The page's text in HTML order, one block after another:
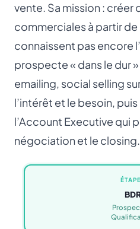
vente. Sa mission :
commerciales à partir
connaissent pas encore
prospecte « dans le dur
emailing, social selling
l’intérêt et le besoin, puis
l’Account Executive qui
négociation et le closing.